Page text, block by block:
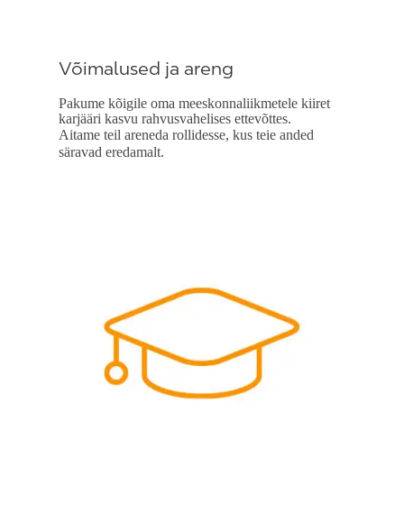
Võimalused ja areng
Pakume kõigile oma meeskonnaliikmetele kiiret
karjääri kasvu rahvusvahelises ettevõttes.
Aitame teil areneda rollidesse, kus teie anded
säravad eredamalt.